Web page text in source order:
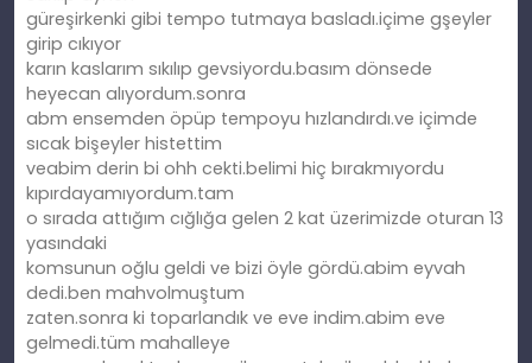
güreşirkenki gibi tempo tutmaya basladı.içime gşeyler
girip cıkıyor
karın kaslarım sıkılıp gevsiyordu.basım dönsede
heyecan alıyordum.sonra
abm ensemden öpüp tempoyu hızlandırdı.ve içimde
sıcak bişeyler histettim
veabim derin bi ohh cekti.belimi hiç bırakmıyordu
kıpırdayamıyordum.tam
o sırada attığım cığlığa gelen 2 kat üzerimizde oturan 13
yasındaki
komsunun oğlu geldi ve bizi öyle gördü.abim eyvah
dedi.ben mahvolmuştum
zaten.sonra ki toparlandık ve eve indim.abim eve
gelmedi.tüm mahalleye